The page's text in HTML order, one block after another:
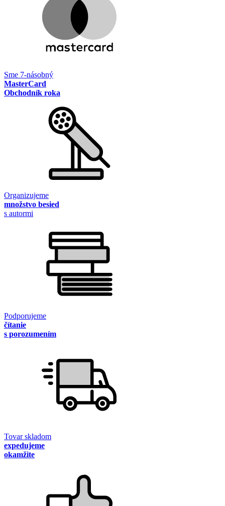
Sme 7-násobný
MasterCard
Obchodník roka
Organizujeme
množstvo besied
s autormi
Podporujeme
čítanie
s porozumením
Tovar skladom
expedujeme
okamžite